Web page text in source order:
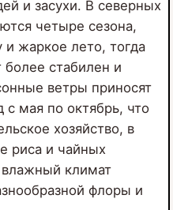
и засухи. В северных
четыре сезона,
жаркое лето, тогда
стабилен и
ветры приносят
мая по октябрь, что
хозяйство, в
риса и чайных
климат
флоры и